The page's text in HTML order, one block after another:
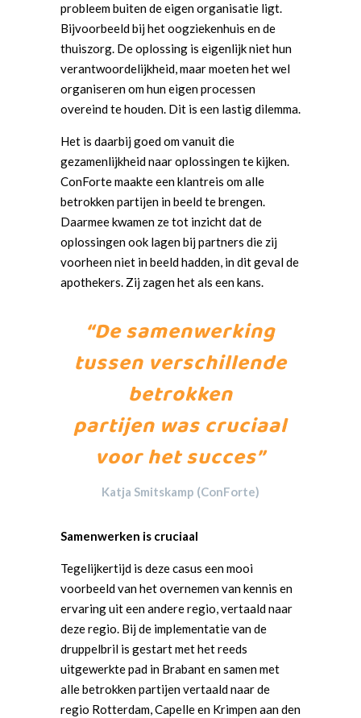
probleem buiten de eigen organisatie ligt.
Bijvoorbeeld bij het oogziekenhuis en de
thuiszorg. De oplossing is eigenlijk niet hun
verantwoordelijkheid, maar moeten het wel
organiseren om hun eigen processen
overeind te houden. Dit is een lastig dilemma.
Het is daarbij goed om vanuit die
gezamenlijkheid naar oplossingen te kijken.
ConForte maakte een klantreis om alle
betrokken partijen in beeld te brengen.
Daarmee kwamen ze tot inzicht dat de
oplossingen ook lagen bij partners die zij
voorheen niet in beeld hadden, in dit geval de
apothekers. Zij zagen het als een kans.
“De samenwerking
tussen verschillende
betrokken
partijen was cruciaal
voor het succes”
Katja Smitskamp (ConForte)
Samenwerken is cruciaal
Tegelijkertijd is deze casus een mooi
voorbeeld van het overnemen van kennis en
ervaring uit een andere regio, vertaald naar
deze regio. Bij de implementatie van de
druppelbril is gestart met het reeds
uitgewerkte pad in Brabant en samen met
alle betrokken partijen vertaald naar de
regio Rotterdam, Capelle en Krimpen aan den